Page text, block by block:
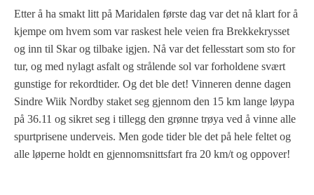
Etter å ha smakt litt på Maridalen første dag var det nå klart for å
kjempe om hvem som var raskest hele veien fra Brekkekrysset
og inn til Skar og tilbake igjen. Nå var det fellesstart som sto for
tur, og med nylagt asfalt og strålende sol var forholdene svært
gunstige for rekordtider. Og det ble det! Vinneren denne dagen
Sindre Wiik Nordby staket seg gjennom den 15 km lange løypa
på 36.11 og sikret seg i tillegg den grønne trøya ved å vinne alle
spurtprisene underveis. Men gode tider ble det på hele feltet og
alle løperne holdt en gjennomsnittsfart fra 20 km/t og oppover!